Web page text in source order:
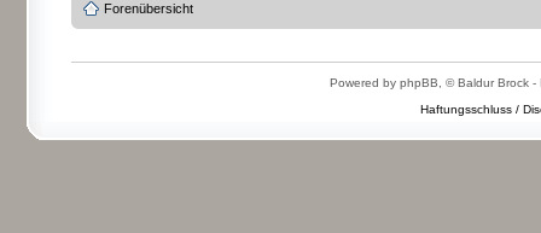
Forenübersicht
Powered by phpBB, © Baldur Brock -
Haftungsschluss /